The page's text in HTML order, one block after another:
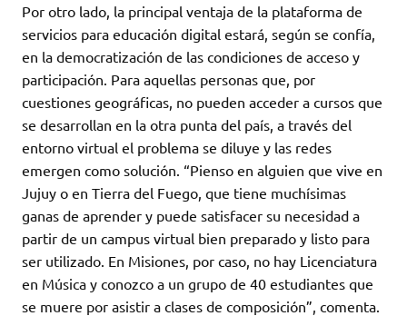
Por otro lado, la principal ventaja de la plataforma de
servicios para educación digital estará, según se confía,
en la democratización de las condiciones de acceso y
participación. Para aquellas personas que, por
cuestiones geográficas, no pueden acceder a cursos que
se desarrollan en la otra punta del país, a través del
entorno virtual el problema se diluye y las redes
emergen como solución. “Pienso en alguien que vive en
Jujuy o en Tierra del Fuego, que tiene muchísimas
ganas de aprender y puede satisfacer su necesidad a
partir de un campus virtual bien preparado y listo para
ser utilizado. En Misiones, por caso, no hay Licenciatura
en Música y conozco a un grupo de 40 estudiantes que
se muere por asistir a clases de composición”, comenta.